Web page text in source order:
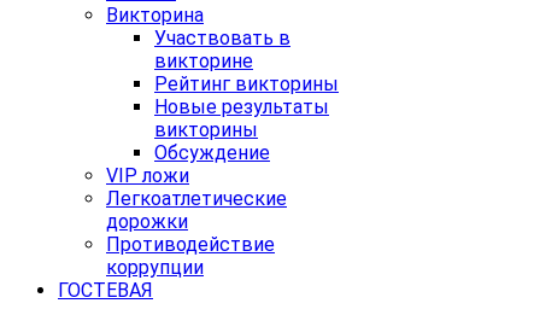
Викторина
Участвовать в
викторине
Рейтинг викторины
Новые результаты
викторины
Обсуждение
VIP ложи
Легкоатлетические
дорожки
Противодействие
коррупции
ГОСТЕВАЯ